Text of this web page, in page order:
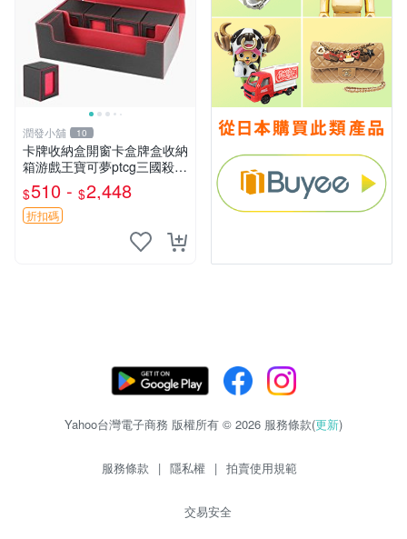
潤發小舖 10
卡牌收納盒開窗卡盒牌盒收納
箱游戲王寶可夢ptcg三國殺海
賊王dtcg
$510 - $2,448
折扣碼
Yahoo台灣電子商務 版權所有 © 2026 服務條款(更新)
服務條款 | 隱私權 | 拍賣使用規範
交易安全